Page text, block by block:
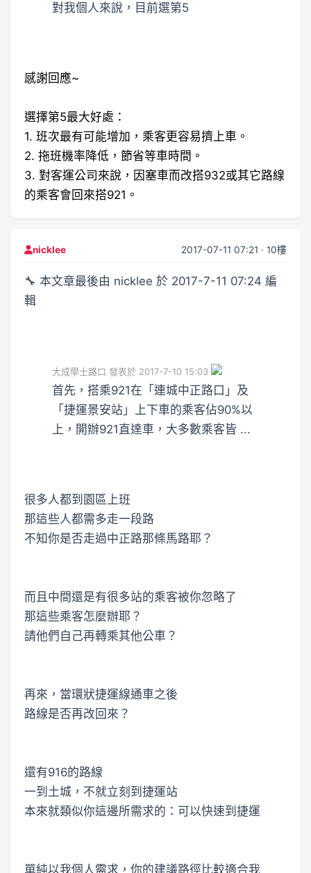
對我個人來說，目前選第5
感謝回應~
選擇第5最大好處：
1. 班次最有可能增加，乘客更容易擠上車。
2. 拖班機率降低，節省等車時間。
3. 對客運公司來說，因塞車而改搭932或其它路線
的乘客會回來搭921。
nicklee 2017-07-11 07:21 · 10樓
🔧 本文章最後由 nicklee 於 2017-7-11 07:24 編
輯
大成學士路口 發表於 2017-7-10 15:03
首先，搭乘921在「連城中正路口」及
「捷運景安站」上下車的乘客佔90%以
上，開辦921直達車，大多數乘客皆 ...
很多人都到園區上班
那這些人都需多走一段路
不知你是否走過中正路那條馬路耶？
而且中間還是有很多站的乘客被你忽略了
那這些乘客怎麼辦耶？
請他們自己再轉乘其他公車？
再來，當環狀捷運線通車之後
路線是否再改回來？
還有916的路線
一到土城，不就立刻到捷運站
本來就類似你這邊所需求的：可以快速到捷運
單純以我個人需求，你的建議路徑比較適合我